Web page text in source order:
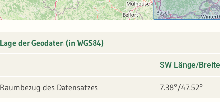
Lage der Geodaten (in WGS84)
SW Länge/Breite
Raumbezug des Datensatzes 7.38°/47.52°